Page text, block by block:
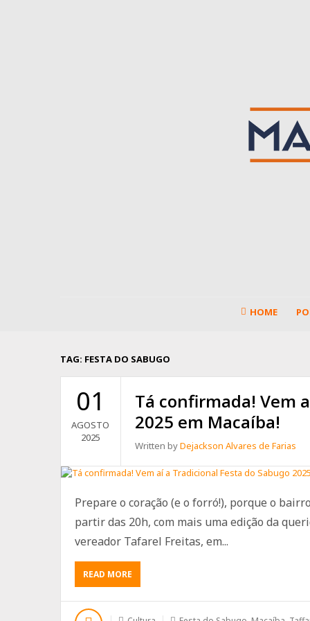
HOME
TAG: FESTA DO SABUGO
01
AGOSTO
2025
Tá confirmada! Vem
2025 em Macaíba!
Written byDejackson Alvares de Farias
Prepare o coração (e o forró!), porque o
partir das 20h, com mais uma edição da
vereador Tafarel Freitas, em...
READ MORE
TÁ
CONFIRMADA!